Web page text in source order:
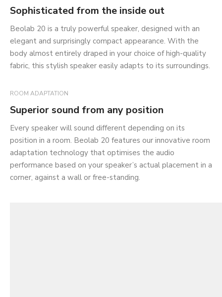
Sophisticated from the inside out
Beolab 20 is a truly powerful speaker, designed with an
elegant and surprisingly compact appearance. With the
body almost entirely draped in your choice of high-quality
fabric, this stylish speaker easily adapts to its surroundings.
ROOM ADAPTATION
Superior sound from any position
Every speaker will sound different depending on its
position in a room. Beolab 20 features our innovative room
adaptation technology that optimises the audio
performance based on your speaker’s actual placement in a
corner, against a wall or free-standing.